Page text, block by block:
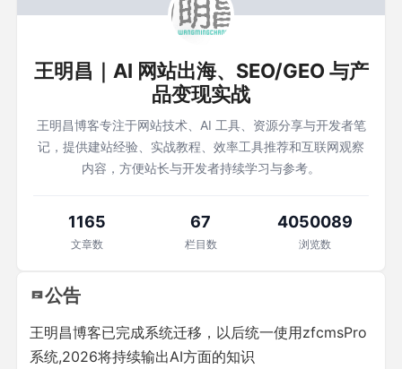
王明昌｜AI 网站出海、SEO/GEO 与产
品变现实战
王明昌博客专注于网站技术、AI 工具、资源分享与开发者笔
记，提供建站经验、实战教程、效率工具推荐和互联网观察
内容，方便站长与开发者持续学习与参考。
1165
文章数
67
栏目数
4050089
浏览数
公告
王明昌博客已完成系统迁移，以后统一使用zfcmsPro
系统,2026将持续输出AI方面的知识